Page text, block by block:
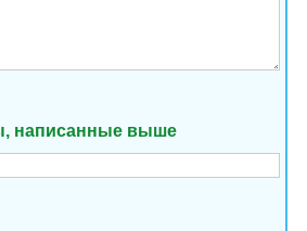
написанные выше